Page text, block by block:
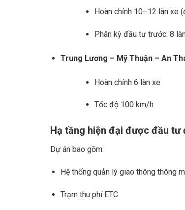
Hoàn chỉnh 10–12 làn xe
Phân kỳ đầu tư trước: 8
Trung Lương – Mỹ Thuận – An
Hoàn chỉnh 6 làn xe
Tốc độ 100 km/h
Hạ tầng hiện đại được đầu tư
Dự án bao gồm:
Hệ thống quản lý giao thông thông
Trạm thu phí ETC